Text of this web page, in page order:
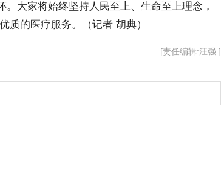
。大家将始终坚持人民至上、生命至上理念，
质的医疗服务。（记者 胡典）
[责任编辑:汪强 ]